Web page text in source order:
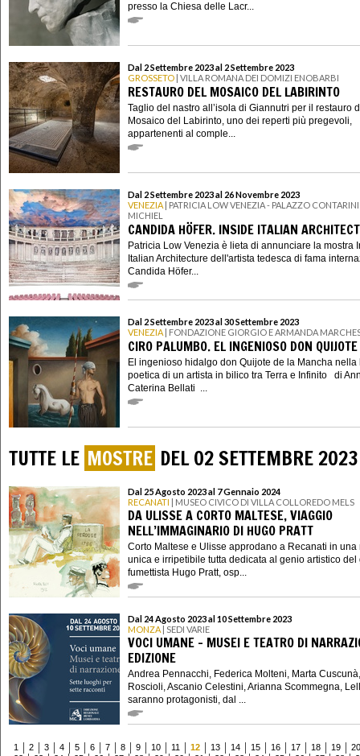
presso la Chiesa delle Lacr...
Dal 2 Settembre 2023 al 2 Settembre 2023
GROSSETO | VILLA ROMANA DEI DOMIZI ENOBARBI
RESTAURO DEL MOSAICO DEL LABIRINTO
Taglio del nastro all’isola di Giannutri per il restauro
Mosaico del Labirinto, uno dei reperti più pregevoli,
appartenenti al comple...
Dal 2 Settembre 2023 al 26 Novembre 2023
VENEZIA | PATRICIA LOW VENEZIA - PALAZZO CONTARINI
MICHIEL
CANDIDA HÖFER. INSIDE ITALIAN
Patricia Low Venezia è lieta di annunciare la mostra
Italian Architecture dell'artista tedesca di fama
Candida Höfer...
Dal 2 Settembre 2023 al 30 Settembre 2023
VENEZIA | FONDAZIONE GIORGIO E ARMANDA
CIRO PALUMBO. EL INGENIOSO DON QUIJOTE
El ingenioso hidalgo don Quijote de la Mancha nella
poetica di un artista in bilico tra Terra e Infinito di
Caterina Bellati ...
TUTTE LE MOSTRE DEL 02 SETTEMBRE 2023
Dal 25 Agosto 2023 al 7 Gennaio 2024
RECANATI | MUSEO CIVICO DI VILLA COLLOREDO MELS
DA ULISSE A CORTO MALTESE, VIAGGIO
NELL’IMMAGINARIO DI HUGO PRATT
Corto Maltese e Ulisse approdano a Recanati in una
unica e irripetibile tutta dedicata al genio artistico del
fumettista Hugo Pratt, osp...
Dal 24 Agosto 2023 al 10 Settembre 2023
MONZA | SEDI VARIE
VOCI UMANE - MUSEI E TEATRO DI
EDIZIONE
Andrea Pennacchi, Federica Molteni, Marta
Roscioli, Ascanio Celestini, Arianna Scommegna,
saranno protagonisti, dal ...
1 2 3 4 5 6 7 8 9 10 11 12 13 14 15 16 17 18 19
20